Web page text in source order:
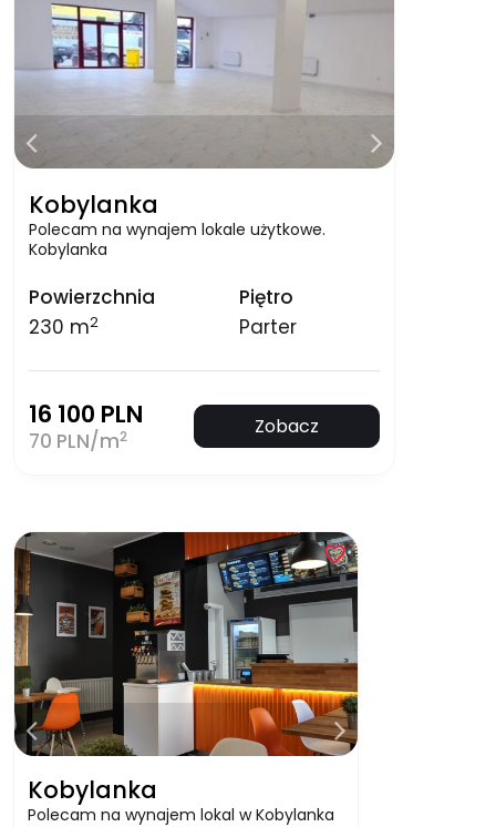
Kobylanka
Polecam na wynajem lokale użytkowe.
Kobylanka
Powierzchnia
230 m2
Piętro
Parter
16 100 PLN
70 PLN/m2 Zobacz
Kobylanka
Polecam na wynajem lokal w Kobylanka